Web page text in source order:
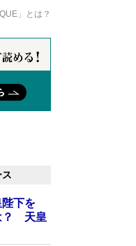
QUE」とは？
下を
？ 天皇